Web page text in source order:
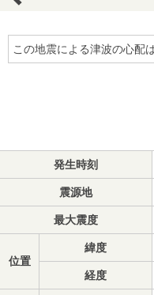
この地震による津波の心配
発生時刻
震源地
最大震度
位置
緯度
経度